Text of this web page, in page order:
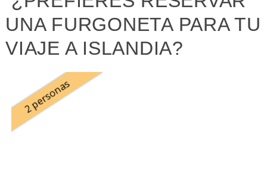
UNA FURGONETA PARA TU
VIAJE A ISLANDIA?
2 personas